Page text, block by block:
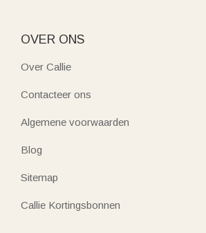
OVER ONS
Over Callie
Contacteer ons
Algemene voorwaarden
Blog
Sitemap
Callie Kortingsbonnen